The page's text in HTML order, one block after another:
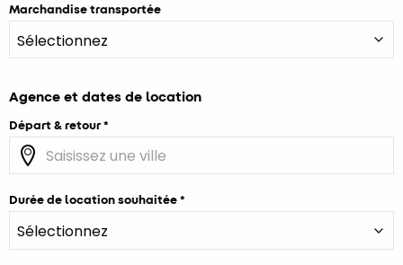
Marchandise transportée
Agence et dates de location
Départ & retour
Durée de location souhaitée